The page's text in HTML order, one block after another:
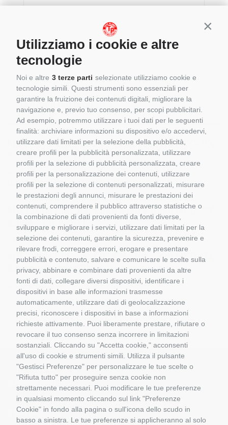
Utilizziamo i cookie e altre
tecnologie
Noi e altre 3 terze parti selezionate utilizziamo cookie e
tecnologie simili. Questi strumenti sono essenziali per
garantire la fruizione dei contenuti digitali, migliorare la
navigazione e, previo tuo consenso, per scopi pubblicitari.
Ad esempio, potremmo utilizzare i tuoi dati per le seguenti
finalità: archiviare informazioni su dispositivo e/o accedervi,
utilizzare dati limitati per la selezione della pubblicità,
creare profili per la pubblicità personalizzata, utilizzare
profili per la selezione di pubblicità personalizzata, creare
profili per la personalizzazione dei contenuti, utilizzare
profili per la selezione di contenuti personalizzati, misurare
le prestazioni degli annunci, misurare le prestazioni dei
contenuti, comprendere il pubblico attraverso statistiche o
la combinazione di dati provenienti da fonti diverse,
sviluppare e migliorare i servizi, utilizzare dati limitati per la
selezione dei contenuti, garantire la sicurezza, prevenire e
rilevare frodi, correggere errori, erogare e presentare
pubblicità e contenuto, salvare e comunicare le scelte sulla
privacy, abbinare e combinare dati provenienti da altre
fonti di dati, collegare diversi dispositivi, identificare i
dispositivi in base alle informazioni trasmesse
automaticamente, utilizzare dati di geolocalizzazione
precisi, riconoscere i dispositivi in base a informazioni
richieste attivamente. Puoi liberamente prestare, rifiutare o
revocare il tuo consenso senza incorrere in limitazioni
sostanziali. Cliccando su "Accetta cookie," acconsenti
all'uso di cookie e strumenti simili. Utilizza il pulsante
"Gestisci Preferenze" per personalizzare le tue scelte o
"Rifiuta tutto" per proseguire senza cookie non
strettamente necessari. Puoi modificare le tue preferenze
in qualsiasi momento cliccando sul link "Preferenze
Cookie" in fondo alla pagina o sull'icona dello scudo in
basso a sinistra. Le tue preferenze si applicheranno al solo
Dettagli del prodotto
MB Arocs Bigspace 8x4 Nooteboom MCO-PX
6axle - SILVASTI
Codice:
Categoria: IMC MODELS
MB Arocs Bigspace 8x4 Nooteboom MCO-PX
6axle - SILVASTI
SCALA 1:5O
MB Arocs Bigspace 8x4 Nooteboom MCO-PX
6axle - SILVASTI
SCALA 1:5O
Informazioni
Il Mio Account